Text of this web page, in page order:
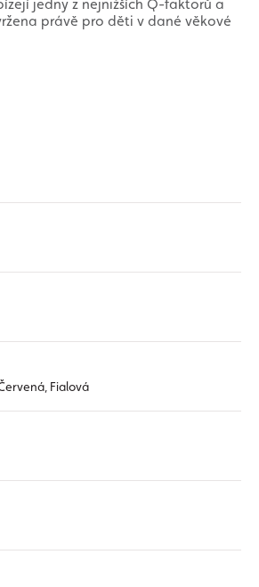
jedny z nejnižších Q-faktorů a
právě pro děti v dané věkové
Fialová